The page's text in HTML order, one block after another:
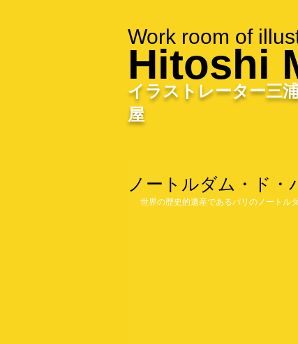
Work room of
Hitoshi
イラストレーター三
屋
ノートルダム・ド・
世界の歴史的遺産であるパリのノートル